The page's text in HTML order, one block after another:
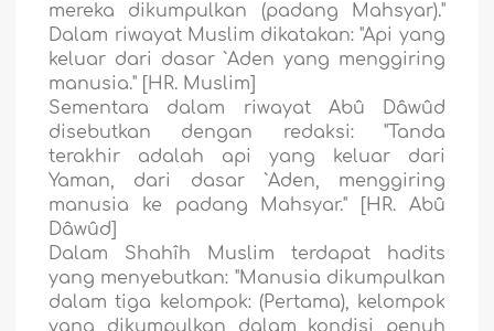
mereka dikumpulkan (padang Mahsyar)."
Dalam riwayat Muslim dikatakan: "Api yang
keluar dari dasar `Aden yang menggiring
manusia." [HR. Muslim]
Sementara dalam riwayat Abû Dâwûd
disebutkan dengan redaksi: "Tanda
terakhir adalah api yang keluar dari
Yaman, dari dasar `Aden, menggiring
manusia ke padang Mahsyar." [HR. Abû
Dâwûd]
Dalam Shahîh Muslim terdapat hadits
yang menyebutkan: "Manusia dikumpulkan
dalam tiga kelompok: (Pertama), kelompok
yang dikumpulkan dalam kondisi penuh